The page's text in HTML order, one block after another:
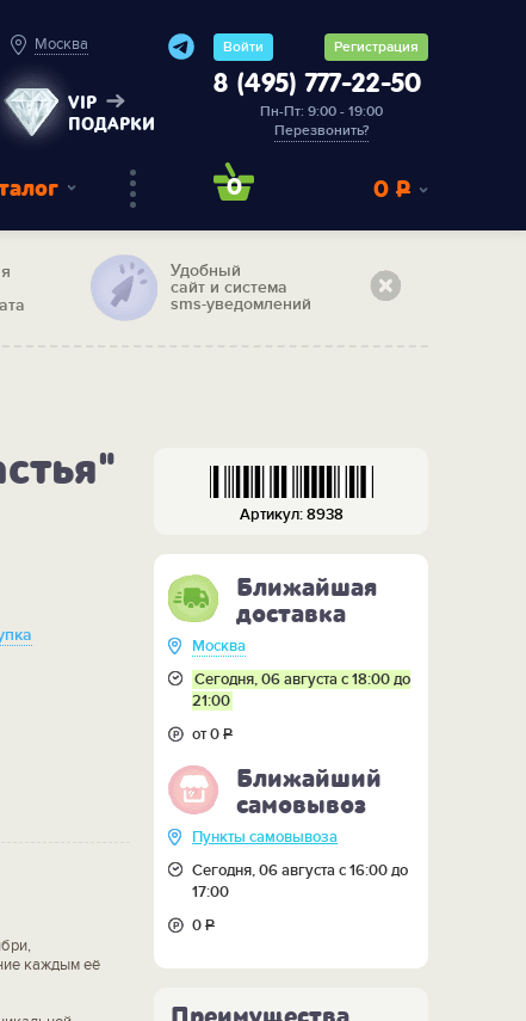
Москва
VIP
ПОДАРКИ
Войти Регистрация
8 (495) 777-22-50
Пн-Пт: 9:00 - 19:00
Перезвонить?
0 0 Р
Удобный
сайт и система
sms-уведомлений
каждым её
Артикул: 8938
Ближайшая
доставка
Москва
Сегодня, 06 августа с 18:00 до
21:00
от 0Р
Ближайший
самовывоз
Пункты самовывоза
Сегодня, 06 августа с 16:00 до
17:00
0Р